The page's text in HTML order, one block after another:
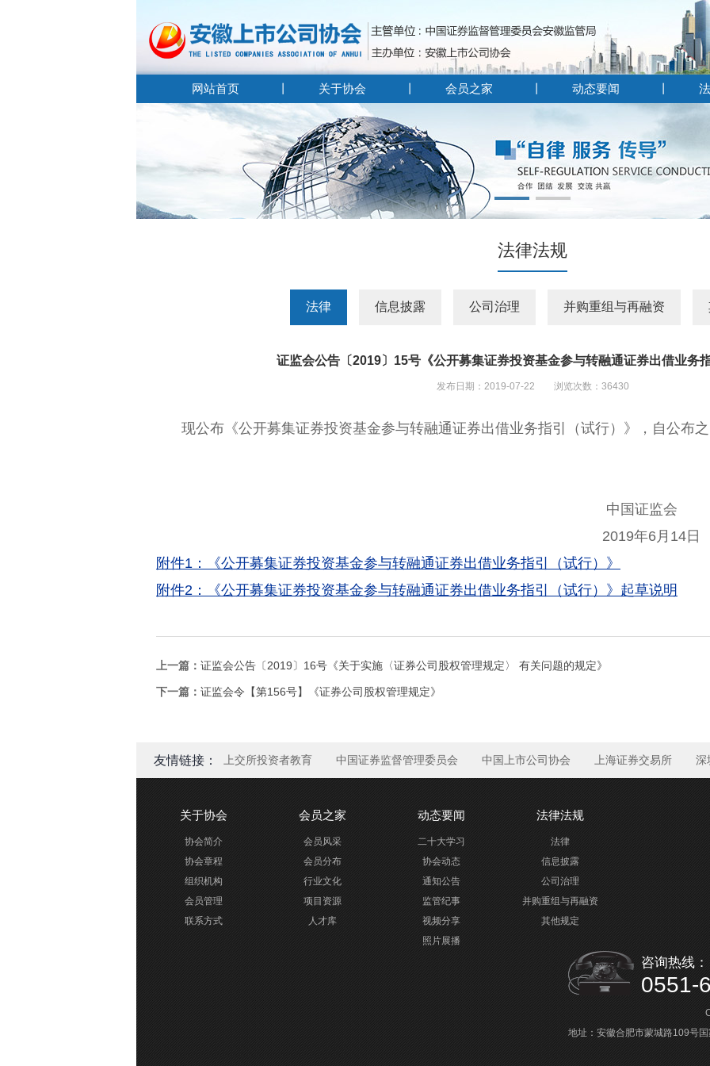
网站首页 关于协会 会员之家 动态要闻
法律法规
法律 信息披露 公司治理 并购重组与再融资
证监会公告〔2019〕15号《公开募集证券投资基金参与转融通证券出借业务
发布日期：2019-07-22 浏览次数：36430
现公布《公开募集证券投资基金参与转融通证券出借业务指引（试行）》，自公布之
中国证监
2019年6月 14 日
附件1：《公开募集证券投资基金参与转融通证券出借业务指引（试行）》
附件2：《公开募集证券投资基金参与转融通证券出借业务指引（试行）》起草说明
上一篇： 证监会公告〔2019〕16号《关于实施〈证券公司股权管理规定〉 有关问题的规定》
下一篇： 证监会令【第156号】《证券公司股权管理规定》
友情链接： 上交所投资者教育 中国证券监督管理委员会 中国上市公司协会 上海证券交易所 深
关于协会
协会简介
协会章程
组织机构
会员管理
联系方式
会员之家
会员风采
会员分布
行业文化
项目资源
人才库
动态要闻
二十大学习
协会动态
通知公告
监管纪事
视频分享
照片展播
法律法规
法律
信息披露
公司治理
并购重组与再融资
其他规定
咨询热线：
0551-
地址：安徽合肥市蒙城路109号